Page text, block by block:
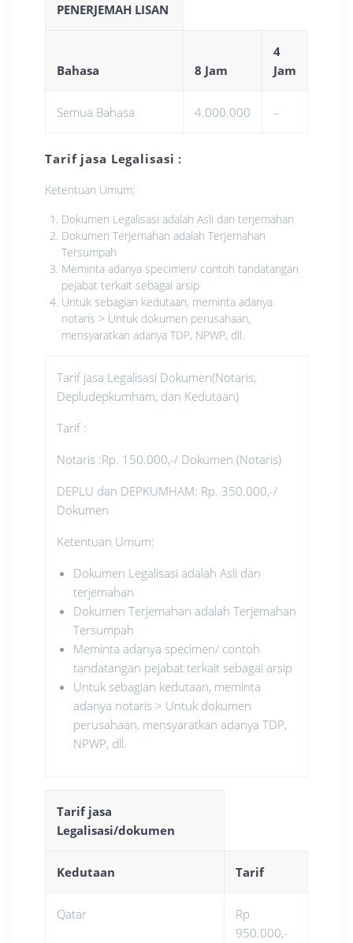
PENERJEMAH LISAN
Bahasa 8 Jam
4
Jam
Semua Bahasa 4.000.000 –
Tarif jasa Legalisasi :
Ketentuan Umum:
Dokumen Legalisasi adalah Asli dan terjemahan
Dokumen Terjemahan adalah Terjemahan
Tersumpah
Meminta adanya specimen/ contoh tandatangan
pejabat terkait sebagai arsip
Untuk sebagian kedutaan, meminta adanya
notaris > Untuk dokumen perusahaan,
mensyaratkan adanya TDP, NPWP, dll.
Tarif jasa Legalisasi Dokumen(Notaris,
Depludepkumham, dan Kedutaan)
Tarif :
Notaris :Rp. 150.000,-/ Dokumen (Notaris)
DEPLU dan DEPKUMHAM: Rp. 350.000,-/
Dokumen
Ketentuan Umum:
Dokumen Legalisasi adalah Asli dan
terjemahan
Dokumen Terjemahan adalah Terjemahan
Tersumpah
Meminta adanya specimen/ contoh
tandatangan pejabat terkait sebagai arsip
Untuk sebagian kedutaan, meminta
adanya notaris > Untuk dokumen
perusahaan, mensyaratkan adanya TDP,
NPWP, dll.
Tarif jasa
Legalisasi/dokumen
Kedutaan Tarif
Qatar
Rp
950.000,-